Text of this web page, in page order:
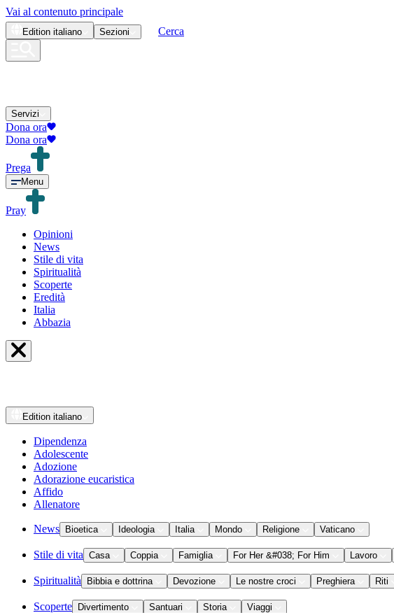
Vai al contenuto principale
Edition italiano Sezioni Cerca
Servizi
Dona ora
Dona ora
Prega
Menu
Pray
Opinioni
News
Stile di vita
Spiritualità
Scoperte
Eredità
Italia
Abbazia
Edition italiano
Dipendenza
Adolescente
Adozione
Adorazione eucaristica
Affido
Allenatore
News Bioetica Ideologia Italia Mondo Religione Vaticano
Stile di vita Casa Coppia Famiglia For Her &#038; For Him Lavoro
Spiritualità Bibbia e dottrina Devozione Le nostre croci Preghiera Riti
Scoperte Divertimento Santuari Storia Viaggi